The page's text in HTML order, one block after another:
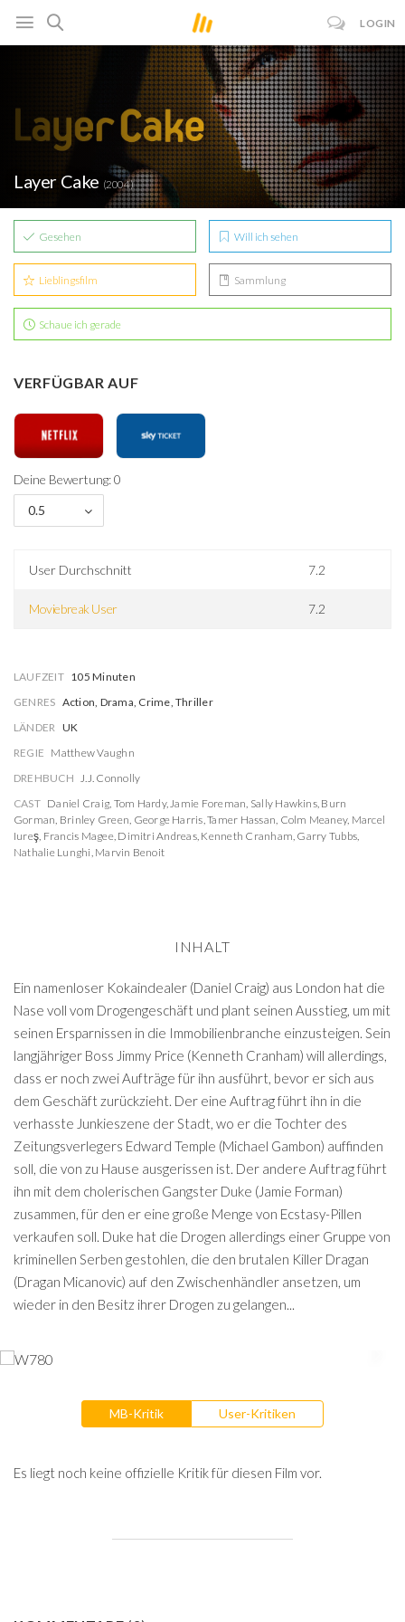
LOGIN
Layer Cake (2004)
Gesehen Will ich sehen
Lieblingsfilm Sammlung
Schaue ich gerade
VERFÜGBAR AUF
Deine Bewertung: 0
0.5
User Durchschnitt 7.2
Moviebreak User 7.2
LAUFZEIT 105 Minuten
GENRES Action, Drama, Crime, Thriller
LÄNDER UK
REGIE Matthew Vaughn
DREHBUCH J.J. Connolly
CAST Daniel Craig, Tom Hardy,Jamie Foreman, Sally Hawkins, Burn
Gorman, Brinley Green, George Harris,Tamer Hassan, Colm Meaney, Marcel
Iureş, Francis Magee, Dimitri Andreas, Kenneth Cranham, Garry Tubbs,
Nathalie Lunghi, Marvin Benoit
INHALT
Ein namenloser Kokaindealer (Daniel Craig) aus London hat die
Nase voll vom Drogengeschäft und plant seinen Ausstieg, um mit
seinen Ersparnissen in die Immobilienbranche einzusteigen. Sein
langjähriger Boss Jimmy Price (Kenneth Cranham) will allerdings,
dass er noch zwei Aufträge für ihn ausführt, bevor er sich aus
dem Geschäft zurückzieht. Der eine Auftrag führt ihn in die
verhasste Junkieszene der Stadt, wo er die Tochter des
Zeitungsverlegers Edward Temple (Michael Gambon) auffinden
soll, die von zu Hause ausgerissen ist. Der andere Auftrag führt
ihn mit dem cholerischen Gangster Duke (Jamie Forman)
zusammen, für den er eine große Menge von Ecstasy-Pillen
verkaufen soll. Duke hat die Drogen allerdings einer Gruppe von
kriminellen Serben gestohlen, die den brutalen Killer Dragan
(Dragan Micanovic) auf den Zwischenhändler ansetzen, um
wieder in den Besitz ihrer Drogen zu gelangen...
MB-Kritik User-Kritiken
Es liegt noch keine offizielle Kritik für diesen Film vor.